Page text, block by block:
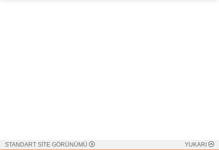
STANDART SİTE GÖRÜNÜMÜ YUKARI